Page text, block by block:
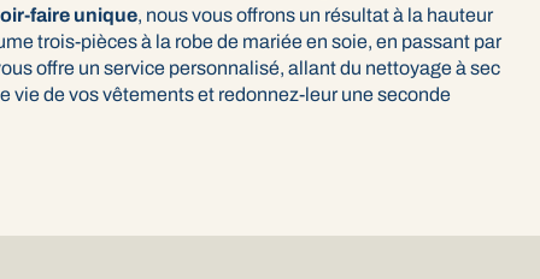
faire unique, nous vous offrons un résultat à la hauteur
trois-pièces à la robe de mariée en soie, en passant par
offre un service personnalisé, allant du nettoyage à sec
vie de vos vêtements et redonnez-leur une seconde